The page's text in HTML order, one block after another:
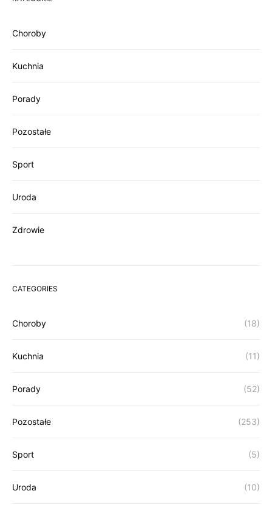
Choroby
Kuchnia
Porady
Pozostałe
Sport
Uroda
Zdrowie
CATEGORIES
Choroby (18)
Kuchnia (11)
Porady (52)
Pozostałe (253)
Sport (5)
Uroda (10)